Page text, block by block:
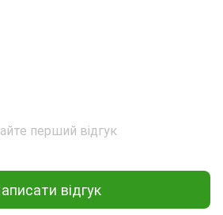
перший відгук
відгук